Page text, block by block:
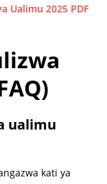
Ualimu 2025 PDF
ualimu
kati ya